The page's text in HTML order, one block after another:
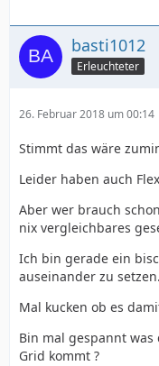
basti1012
Erleuchteter
26. Februar 2018 um 00:14
Stimmt das wäre
Leider haben auch
Aber wer brauch
nix vergleichbares
Ich bin gerade ein
auseinander zu setzen.
Mal kucken ob es
Bin mal gespannt
Grid kommt ?